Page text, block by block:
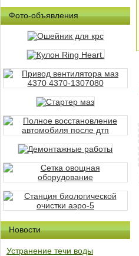
Фото-объявления
Новости
Устранение течи воды